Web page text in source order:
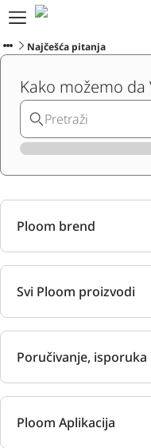
Ploom svet
E-shop
Ploom Club
Formular za
Korisnička podrška
Blog
Najčešća pitanja
Kako možemo
Ploom brend
Svi Ploom proizvodi
Poručivanje,
Ploom Aplikacija